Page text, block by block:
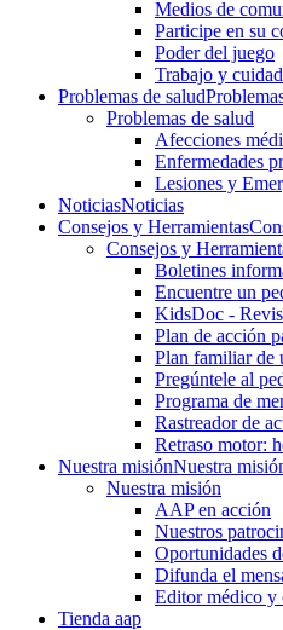
Medios de
Participe en su
Poder del juego
Trabajo y
Problemas de salud
Problemas de salud
Afecciones
Enfermedades
Lesiones y
NoticiasNoticias
Consejos y Herramientas
Consejos y
Boletines
Encuentre un
KidsDoc -
Plan de acción
Plan familiar de
Pregúntele al
Programa de
Rastre​​ador de
Retraso motor:
Nuestra misiónNuestra
Nuestra misión
AAP en acción
Nuestros
Oportunidades
Difunda el
Editor médico y
Tienda aap